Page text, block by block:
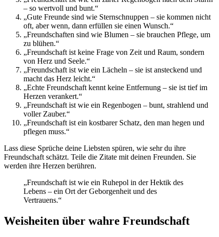
– so wertvoll und bunt.“
„Gute Freunde sind wie Sternschnuppen – sie kommen nicht
oft, aber wenn, dann erfüllen sie einen Wunsch.“
„Freundschaften sind wie Blumen – sie brauchen Pflege, um
zu blühen.“
„Freundschaft ist keine Frage von Zeit und Raum, sondern
von Herz und Seele.“
„Freundschaft ist wie ein Lächeln – sie ist ansteckend und
macht das Herz leicht.“
„Echte Freundschaft kennt keine Entfernung – sie ist tief im
Herzen verankert.“
„Freundschaft ist wie ein Regenbogen – bunt, strahlend und
voller Zauber.“
„Freundschaft ist ein kostbarer Schatz, den man hegen und
pflegen muss.“
Lass diese Sprüche deine Liebsten spüren, wie sehr du ihre
Freundschaft schätzt. Teile die Zitate mit deinen Freunden. Sie
werden ihre Herzen berühren.
„Freundschaft ist wie ein Ruhepol in der Hektik des
Lebens – ein Ort der Geborgenheit und des
Vertrauens.“
Weisheiten über wahre Freundschaft